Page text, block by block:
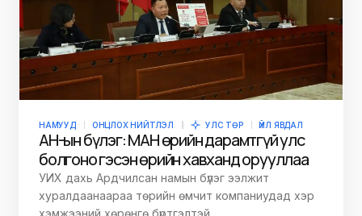
НАМУУД ОНЦЛОХ НИЙТЛЭЛ УЛС ТӨР ҮЙЛ ЯВДАЛ
АН-ын бүлэг: МАН өрийн дарамтгүй улс
болгоно гэсэн өрийн хавханд орууллаа
УИХ дахь Ардчилсан намын бүлэг ээлжит
хуралдаанаараа төрийн өмчит компаниудад хэр
хэмжээний хөрөнгө бүртгэлтэй…